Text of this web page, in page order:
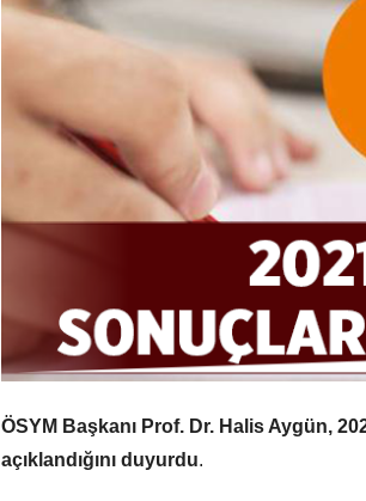
ÖSYM Başkanı Prof. Dr. Halis Aygün,
açıklandığını duyurdu.